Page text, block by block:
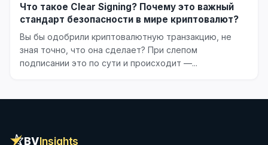
Что такое Clear Signing? Почему это важный
стандарт безопасности в мире криптовалют?
Вы бы одобрили криптовалютную транзакцию, не
зная точно, что она сделает? При слепом
подписании это по сути и происходит —...
BVInsights